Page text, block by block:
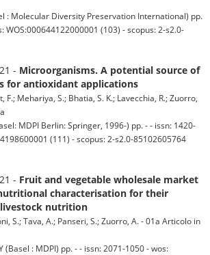
: Molecular Diversity Preservation International) pp.
WOS:000644122000001 (103) - scopus: 2-s2.0-
- Microorganisms. A potential source of
for antioxidant applications
F.; Mehariya, S.; Bhatia, S. K.; Lavecchia, R.; Zuorro,
MDPI Berlin: Springer, 1996-) pp. - - issn: 1420-
(111) - scopus: 2-s2.0-85102605764
- Fruit and vegetable wholesale market
characterisation for their
nutrition
S.; Tava, A.; Panseri, S.; Zuorro, A. - 01a Articolo in
(Basel : MDPI) pp. - - issn: 2071-1050 - wos: